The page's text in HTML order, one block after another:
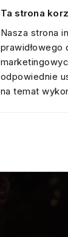
Ta strona
Nasza strona
prawidłowego
odpowiednie
na temat